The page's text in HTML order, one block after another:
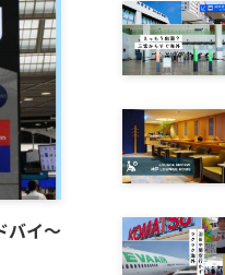
バイ～